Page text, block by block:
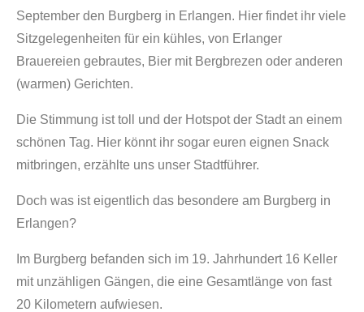
September den Burgberg in Erlangen. Hier findet ihr viele
Sitzgelegenheiten für ein kühles, von Erlanger
Brauereien gebrautes, Bier mit Bergbrezen oder anderen
(warmen) Gerichten.
Die Stimmung ist toll und der Hotspot der Stadt an einem
schönen Tag. Hier könnt ihr sogar euren eignen Snack
mitbringen, erzählte uns unser Stadtführer.
Doch was ist eigentlich das besondere am Burgberg in
Erlangen?
Im Burgberg befanden sich im 19. Jahrhundert 16 Keller
mit unzähligen Gängen, die eine Gesamtlänge von fast
20 Kilometern aufwiesen.